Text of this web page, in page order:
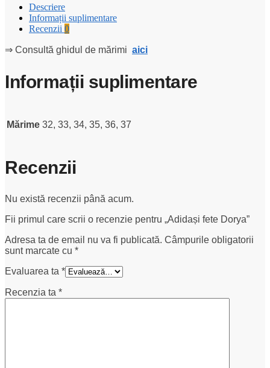
Descriere
Informații suplimentare
Recenzii 0
⇒ Consultă ghidul de mărimi aici
Informații suplimentare
Mărime 32, 33, 34, 35, 36, 37
Recenzii
Nu există recenzii până acum.
Fii primul care scrii o recenzie pentru „Adidași fete Dorya”
Adresa ta de email nu va fi publicată. Câmpurile obligatorii
sunt marcate cu *
Evaluarea ta *
Recenzia ta *